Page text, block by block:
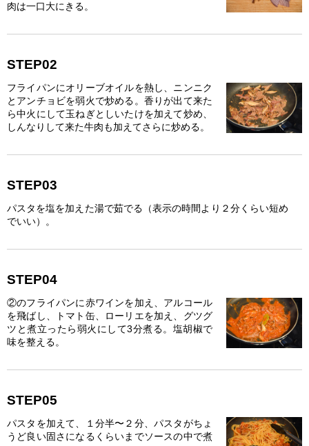
肉は一口大にきる。
STEP02
フライパンにオリーブオイルを熱し、ニンニク
とアンチョビを弱火で炒める。香りが出て来た
ら中火にして玉ねぎとしいたけを加えて炒め、
しんなりして来た牛肉も加えてさらに炒める。
STEP03
パスタを塩を加えた湯で茹でる（表示の時間より２分くらい短め
でいい）。
STEP04
②のフライパンに赤ワインを加え、アルコール
を飛ばし、トマト缶、ローリエを加え、グツグ
ツと煮立ったら弱火にして3分煮る。塩胡椒で
味を整える。
STEP05
パスタを加えて、１分半〜２分、パスタがちょ
うど良い固さになるくらいまでソースの中で煮